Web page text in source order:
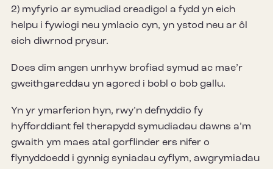
2) myfyrio ar symudiad creadigol a fydd yn eich
helpu i fywiogi neu ymlacio cyn, yn ystod neu ar ôl
eich diwrnod prysur.
Does dim angen unrhyw brofiad symud ac mae’r
gweithgareddau yn agored i bobl o bob gallu.
Yn yr ymarferion hyn, rwy’n defnyddio fy
hyfforddiant fel therapydd symudiadau dawns a’m
gwaith ym maes atal gorflinder ers nifer o
flynyddoedd i gynnig syniadau cyflym, awgrymiadau